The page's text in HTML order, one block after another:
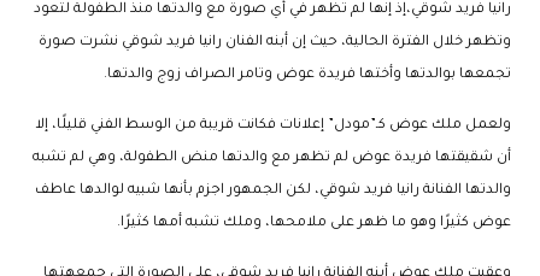
رانيا فريد شوقي،إذ إنها لم تظهر في أي صورة مع والدتها منذ الطفولة لتعود
وتظهر خلال الفترة الحالية، حيث إن أبنه الفنان رانيا فريد شوقي نشرت صورة
تجمعها بوالدتها وأختها فريدة عوض وتامر الصراف زوج والدتها.
ولعمل ملك عوض كـ”مودل” إعلانات فكانت قريبة من الوسط الفني قليلًا، إلا
أن شقيقتها فريدة عوض لم تظهر مع والدتها منض الطفولة، وهي لم تشبه
والدتها الفنانة رانيا فريد شوقي، لكن الجمهور اجزم بأنها شبيه لوالدها عاطف
عوض كثيرًا وهو ما ظهر على ملامحها، وملك تشبه أمها كثيرًا.